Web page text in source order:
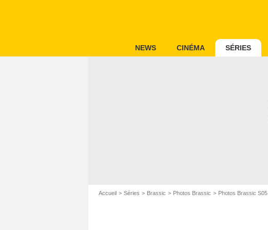
NEWS CINÉMA SÉRIES
Accueil Séries Brassic Photos Brassic Photos Brassic S05